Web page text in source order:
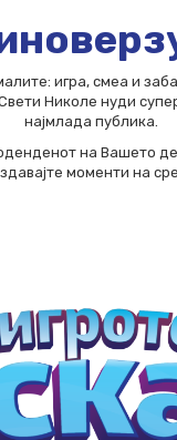
игра, смеа и
Николе нуди
најмлада публика.
на Вашето
моменти на